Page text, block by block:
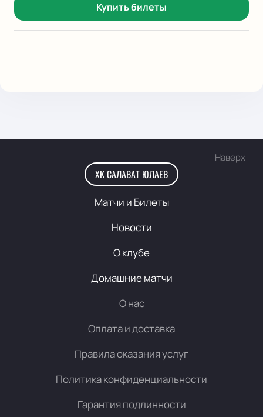
Купить билеты
Наверх
ХК САЛАВАТ ЮЛАЕВ
Матчи и Билеты
Новости
О клубе
Домашние матчи
О нас
Оплата и доставка
Правила оказания услуг
Политика конфиденциальности
Гарантия подлинности